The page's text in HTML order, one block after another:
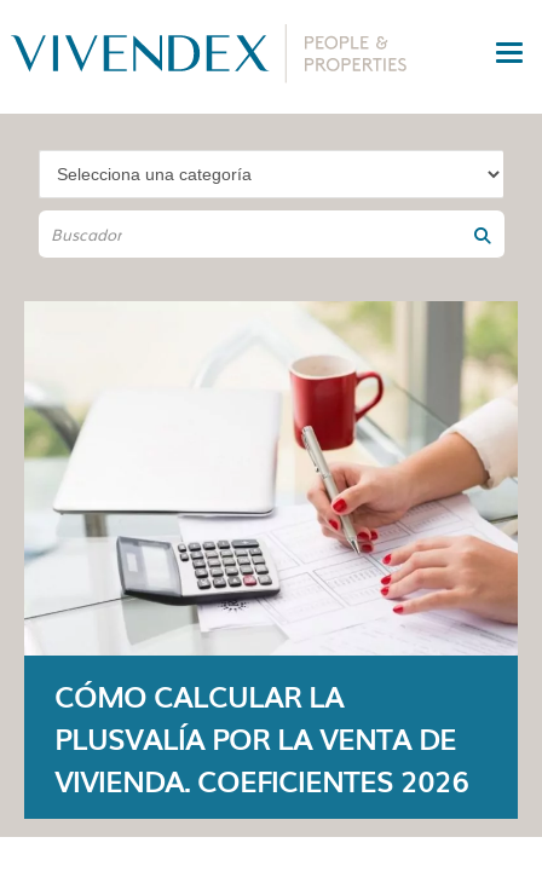
CÓMO CALCULAR LA
PLUSVALÍA POR LA VENTA DE
VIVIENDA. COEFICIENTES 2026